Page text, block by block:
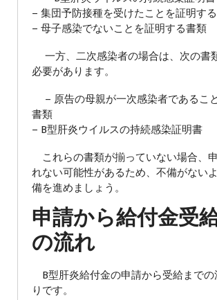
– 集団予防接種を受けたことを証明す
– 母子感染でないことを証明する書類
一方、二次感染者の場合は、次の書
必要があります。
– 原告の母親が一次感染者であるこ
書類
– B型肝炎ウイルスの持続感染証明書
これらの書類が揃っていない場合、
れない可能性があるため、不備がない
備を進めましょう。
申請から給付金受
の流れ
B型肝炎給付金の申請から受給までの
りです。